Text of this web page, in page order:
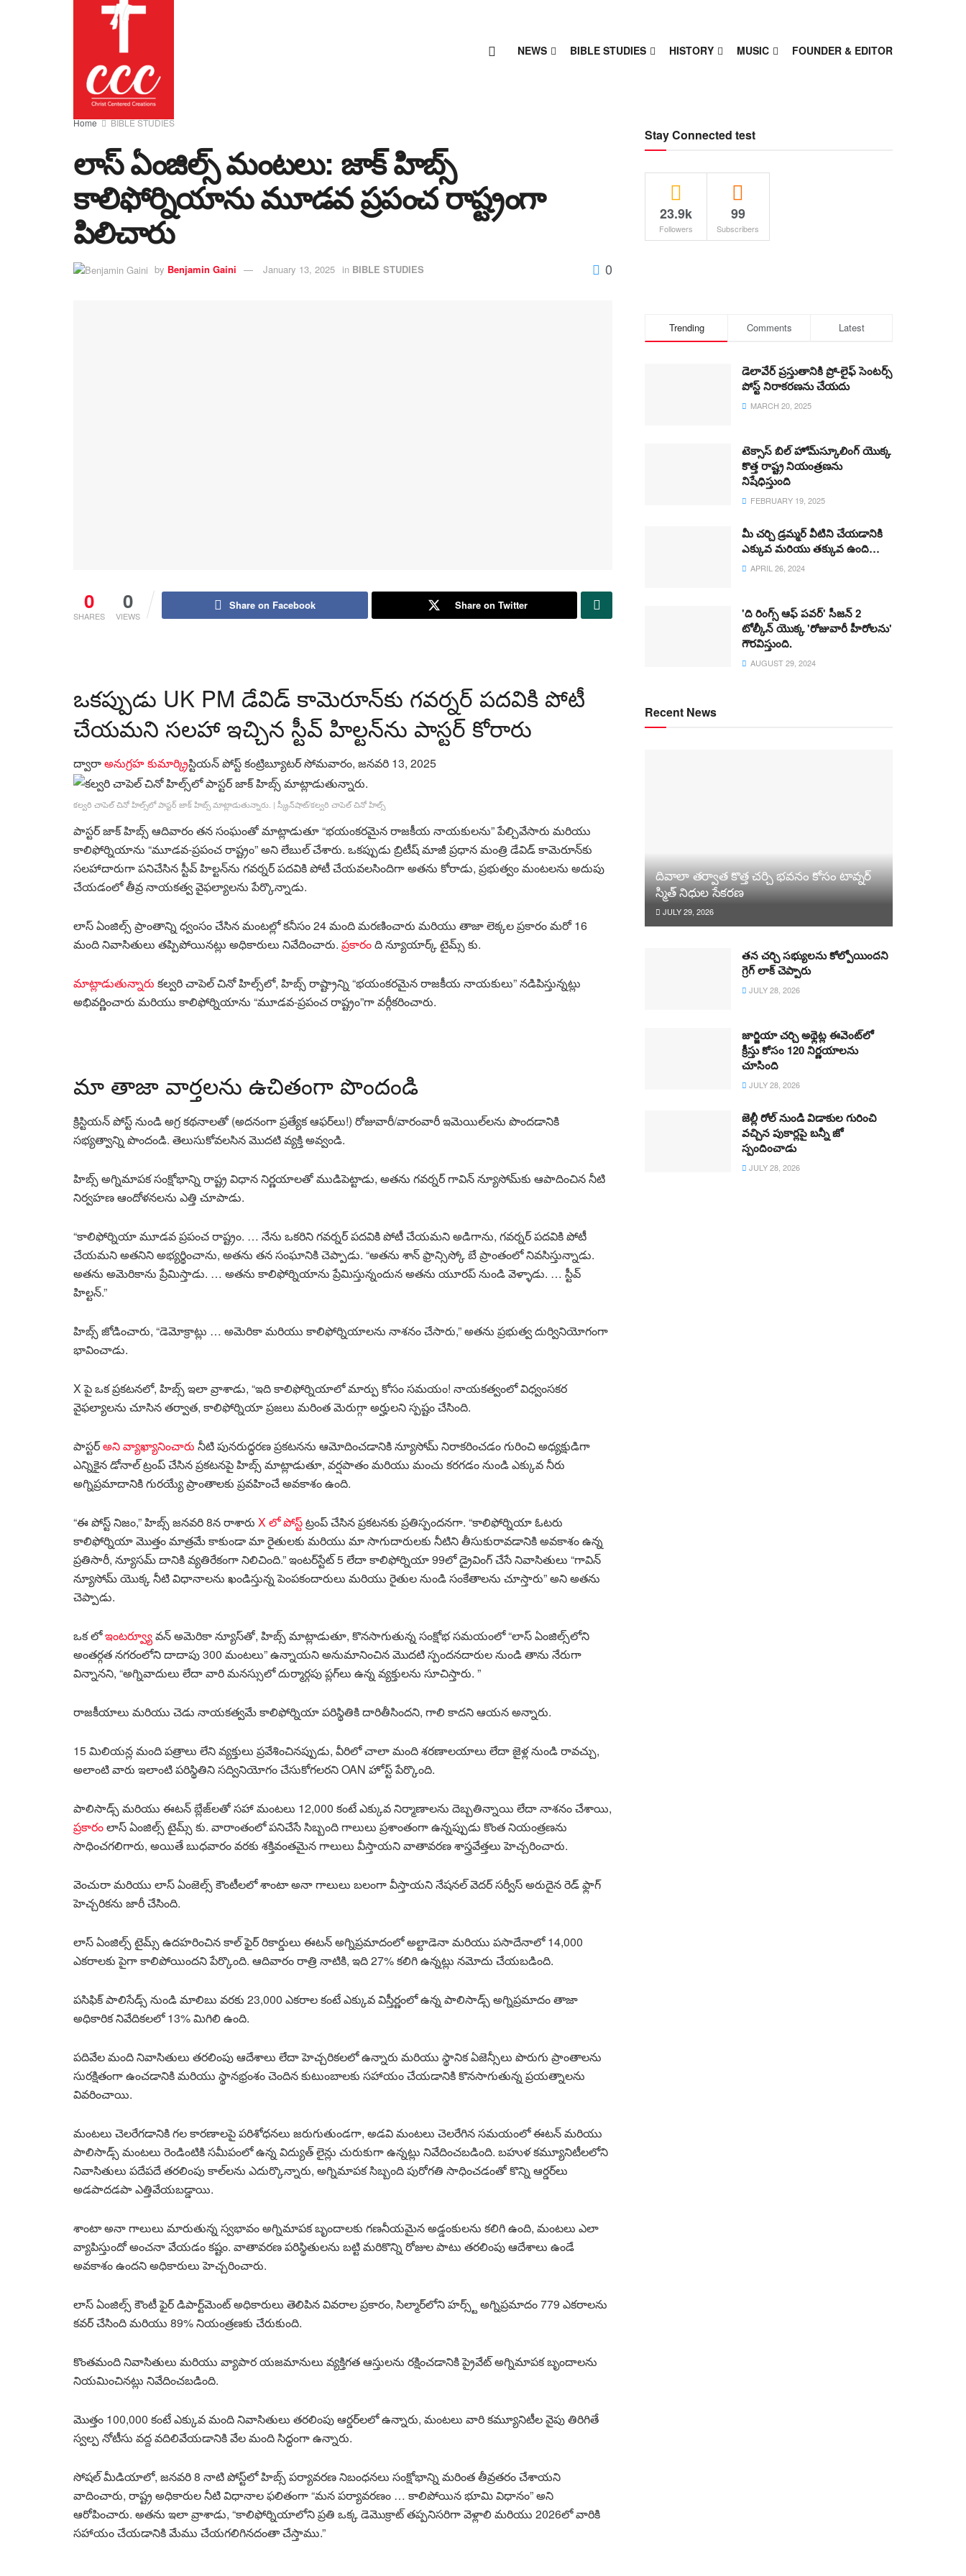
NEWS BIBLE STUDIES HISTORY MUSIC FOUNDER & EDITOR
Home BIBLE STUDIES
లాస్ ఏంజిల్స్ మంటలు: జాక్ హిబ్స్
కాలిఫోర్నియాను మూడవ ప్రపంచ రాష్ట్రంగా
పిలిచారు
by Benjamin Gaini January 13, 2025 in BIBLE STUDIES 0
0
SHARES
0
VIEWS
Share on Facebook Share on Twitter
ఒకప్పుడు UK PM డేవిడ్ కామెరూన్‌కు గవర్నర్ పదవికి పోటీ
చేయమని సలహా ఇచ్చిన స్టీవ్ హిల్టన్‌ను పాస్టర్ కోరారు
ద్వారాఅనుగ్రహ కుమార్క్రిస్టియన్ పోస్ట్ కంట్రిబ్యూటర్సోమవారం, జనవరి 13, 2025
కల్వరి చాపెల్ చినో హిల్స్‌లో పాస్టర్ జాక్ హిబ్స్ మాట్లాడుతున్నారు. | స్క్రీన్‌షాట్/కల్వరి చాపెల్ చినో హిల్స్
పాస్టర్ జాక్ హిబ్స్ ఆదివారం తన సంఘంతో మాట్లాడుతూ “భయంకరమైన రాజకీయ నాయకులను” పేల్చివేసారు మరియు
కాలిఫోర్నియాను “మూడవ-ప్రపంచ రాష్ట్రం” అని లేబుల్ చేశారు. ఒకప్పుడు బ్రిటీష్ మాజీ ప్రధాన మంత్రి డేవిడ్ కామెరూన్‌కు
సలహాదారుగా పనిచేసిన స్టీవ్ హిల్టన్‌ను గవర్నర్ పదవికి పోటీ చేయవలసిందిగా అతను కోరాడు, ప్రభుత్వం మంటలను అదుపు
చేయడంలో తీవ్ర నాయకత్వ వైఫల్యాలను పేర్కొన్నాడు.
లాస్ ఏంజిల్స్ ప్రాంతాన్ని ధ్వంసం చేసిన మంటల్లో కనీసం 24 మంది మరణించారు మరియు తాజా లెక్కల ప్రకారం మరో 16
మంది నివాసితులు తప్పిపోయినట్లు అధికారులు నివేదించారు. ప్రకారంది న్యూయార్క్ టైమ్స్ కు.
మాట్లాడుతున్నారు కల్వరి చాపెల్ చినో హిల్స్‌లో, హిబ్స్ రాష్ట్రాన్ని “భయంకరమైన రాజకీయ నాయకులు” నడిపిస్తున్నట్లు
అభివర్ణించారు మరియు కాలిఫోర్నియాను “మూడవ-ప్రపంచ రాష్ట్రం”గా వర్గీకరించారు.
మా తాజా వార్తలను ఉచితంగా పొందండి
క్రిస్టియన్ పోస్ట్ నుండి అగ్ర కథనాలతో (అదనంగా ప్రత్యేక ఆఫర్‌లు!) రోజువారీ/వారంవారీ ఇమెయిల్‌లను పొందడానికి
సభ్యత్వాన్ని పొందండి. తెలుసుకోవలసిన మొదటి వ్యక్తి అవ్వండి.
హిబ్స్ అగ్నిమాపక సంక్షోభాన్ని రాష్ట్ర విధాన నిర్ణయాలతో ముడిపెట్టాడు, అతను గవర్నర్ గావిన్ న్యూసోమ్‌కు ఆపాదించిన నీటి
నిర్వహణ ఆందోళనలను ఎత్తి చూపాడు.
“కాలిఫోర్నియా మూడవ ప్రపంచ రాష్ట్రం. … నేను ఒకరిని గవర్నర్ పదవికి పోటీ చేయమని అడిగాను, గవర్నర్ పదవికి పోటీ
చేయమని అతనిని అభ్యర్థించాను, అతను తన సంఘానికి చెప్పాడు. “అతను శాన్ ఫ్రాన్సిస్కో బే ప్రాంతంలో నివసిస్తున్నాడు.
అతను అమెరికాను ప్రేమిస్తాడు. … అతను కాలిఫోర్నియాను ప్రేమిస్తున్నందున అతను యూరప్ నుండి వెళ్ళాడు. … స్టీవ్
హిల్టన్.”
హిబ్స్ జోడించారు, “డెమోక్రాట్లు … అమెరికా మరియు కాలిఫోర్నియాలను నాశనం చేసారు,” అతను ప్రభుత్వ దుర్వినియోగంగా
భావించాడు.
X పై ఒక ప్రకటనలో, హిబ్స్ ఇలా వ్రాశాడు, “ఇది కాలిఫోర్నియాలో మార్పు కోసం సమయం! నాయకత్వంలో విధ్వంసకర
వైఫల్యాలను చూసిన తర్వాత, కాలిఫోర్నియా ప్రజలు మరింత మెరుగ్గా అర్హులని స్పష్టం చేసింది.
పాస్టర్అని వ్యాఖ్యానించారు నీటి పునరుద్ధరణ ప్రకటనను ఆమోదించడానికి న్యూసోమ్ నిరాకరించడం గురించి అధ్యక్షుడిగా
ఎన్నికైన డోనాల్ ట్రంప్ చేసిన ప్రకటనపై హిబ్స్ మాట్లాడుతూ, వర్షపాతం మరియు మంచు కరగడం నుండి ఎక్కువ నీరు
అగ్నిప్రమాదానికి గురయ్యే ప్రాంతాలకు ప్రవహించే అవకాశం ఉంది.
“ఈ పోస్ట్ నిజం,” హిబ్స్ జనవరి 8న రాశారు X లో పోస్ట్ట్రంప్ చేసిన ప్రకటనకు ప్రతిస్పందనగా. “కాలిఫోర్నియా ఓటరు
కాలిఫోర్నియా మొత్తం మాత్రమే కాకుండా మా రైతులకు మరియు మా సాగుదారులకు నీటిని తీసుకురావడానికి అవకాశం ఉన్న
ప్రతిసారీ, న్యూసమ్ దానికి వ్యతిరేకంగా నిలిచింది.” ఇంటర్‌స్టేట్ 5 లేదా కాలిఫోర్నియా 99లో డ్రైవింగ్ చేసే నివాసితులు “గావిన్
న్యూసోమ్ యొక్క నీటి విధానాలను ఖండిస్తున్న పెంపకందారులు మరియు రైతుల నుండి సంకేతాలను చూస్తారు” అని అతను
చెప్పాడు.
ఒక లోఇంటర్వ్యూవన్ అమెరికా న్యూస్‌తో, హిబ్స్ మాట్లాడుతూ, కొనసాగుతున్న సంక్షోభ సమయంలో “లాస్ ఏంజిల్స్‌లోని
అంతర్గత నగరంలోని దాదాపు 300 మంటలు” ఉన్నాయని అనుమానించిన మొదటి స్పందనదారుల నుండి తాను నేరుగా
విన్నానని, “అగ్నివాదులు లేదా వారి మనస్సులో దుర్మార్గపు ప్లగ్‌లు ఉన్న వ్యక్తులను సూచిస్తారు. ”
రాజకీయాలు మరియు చెడు నాయకత్వమే కాలిఫోర్నియా పరిస్థితికి దారితీసిందని, గాలి కాదని ఆయన అన్నారు.
15 మిలియన్ల మంది పత్రాలు లేని వ్యక్తులు ప్రవేశించినప్పుడు, వీరిలో చాలా మంది శరణాలయాలు లేదా జైళ్ల నుండి రావచ్చు,
అలాంటి వారు ఇలాంటి పరిస్థితిని సద్వినియోగం చేసుకోగలరని OAN హోస్ట్ పేర్కొంది.
పాలిసాడ్స్ మరియు ఈటన్ బ్లేజ్‌లతో సహా మంటలు 12,000 కంటే ఎక్కువ నిర్మాణాలను దెబ్బతిన్నాయి లేదా నాశనం చేశాయి,
ప్రకారంలాస్ ఏంజిల్స్ టైమ్స్ కు. వారాంతంలో పనిచేసే సిబ్బంది గాలులు ప్రశాంతంగా ఉన్నప్పుడు కొంత నియంత్రణను
సాధించగలిగారు, అయితే బుధవారం వరకు శక్తివంతమైన గాలులు వీస్తాయని వాతావరణ శాస్త్రవేత్తలు హెచ్చరించారు.
వెంచురా మరియు లాస్ ఏంజెల్స్ కౌంటీలలో శాంటా అనా గాలులు బలంగా వీస్తాయని నేషనల్ వెదర్ సర్వీస్ అరుదైన రెడ్ ఫ్లాగ్
హెచ్చరికను జారీ చేసింది.
లాస్ ఏంజిల్స్ టైమ్స్ ఉదహరించిన కాల్ ఫైర్ రికార్డులు ఈటన్ అగ్నిప్రమాదంలో అల్టాడెనా మరియు పసాదేనాలో 14,000
ఎకరాలకు పైగా కాలిపోయిందని పేర్కొంది. ఆదివారం రాత్రి నాటికి, ఇది 27% కలిగి ఉన్నట్లు నమోదు చేయబడింది.
పసిఫిక్ పాలిసేడ్స్ నుండి మాలిబు వరకు 23,000 ఎకరాల కంటే ఎక్కువ విస్తీర్ణంలో ఉన్న పాలిసాడ్స్ అగ్నిప్రమాదం తాజా
అధికారిక నివేదికలలో 13% మిగిలి ఉంది.
పదివేల మంది నివాసితులు తరలింపు ఆదేశాలు లేదా హెచ్చరికలలో ఉన్నారు మరియు స్థానిక ఏజెన్సీలు పొరుగు ప్రాంతాలను
సురక్షితంగా ఉంచడానికి మరియు స్థానభ్రంశం చెందిన కుటుంబాలకు సహాయం చేయడానికి కొనసాగుతున్న ప్రయత్నాలను
వివరించాయి.
మంటలు చెలరేగడానికి గల కారణాలపై పరిశోధనలు జరుగుతుండగా, అడవి మంటలు చెలరేగిన సమయంలో ఈటన్ మరియు
పాలిసాడ్స్ మంటలు రెండింటికి సమీపంలో ఉన్న విద్యుత్ లైన్లు చురుకుగా ఉన్నట్లు నివేదించబడింది. బహుళ కమ్యూనిటీలలోని
నివాసితులు పదేపదే తరలింపు కాల్‌లను ఎదుర్కొన్నారు, అగ్నిమాపక సిబ్బంది పురోగతి సాధించడంతో కొన్ని ఆర్డర్‌లు
అడపాదడపా ఎత్తివేయబడ్డాయి.
శాంటా అనా గాలులు మారుతున్న స్వభావం అగ్నిమాపక బృందాలకు గణనీయమైన అడ్డంకులను కలిగి ఉంది, మంటలు ఎలా
వ్యాపిస్తుందో అంచనా వేయడం కష్టం. వాతావరణ పరిస్థితులను బట్టి మరికొన్ని రోజుల పాటు తరలింపు ఆదేశాలు ఉండే
అవకాశం ఉందని అధికారులు హెచ్చరించారు.
లాస్ ఏంజిల్స్ కౌంటీ ఫైర్ డిపార్ట్‌మెంట్ అధికారులు తెలిపిన వివరాల ప్రకారం, సిల్మార్‌లోని హర్స్ట్ అగ్నిప్రమాదం 779 ఎకరాలను
కవర్ చేసింది మరియు 89% నియంత్రణకు చేరుకుంది.
కొంతమంది నివాసితులు మరియు వ్యాపార యజమానులు వ్యక్తిగత ఆస్తులను రక్షించడానికి ప్రైవేట్ అగ్నిమాపక బృందాలను
నియమించినట్లు నివేదించబడింది.
మొత్తం 100,000 కంటే ఎక్కువ మంది నివాసితులు తరలింపు ఆర్డర్‌లలో ఉన్నారు, మంటలు వారి కమ్యూనిటీల వైపు తిరిగితే
స్వల్ప నోటీసు వద్ద వదిలివేయడానికి వేల మంది సిద్ధంగా ఉన్నారు.
సోషల్ మీడియాలో, జనవరి 8 నాటి పోస్ట్‌లో హిబ్స్ పర్యావరణ నిబంధనలు సంక్షోభాన్ని మరింత తీవ్రతరం చేశాయని
వాదించారు, రాష్ట్ర అధికారుల నీటి విధానాల ఫలితంగా “మన పర్యావరణం … కాలిపోయిన భూమి విధానం” అని
ఆరోపించారు. అతను ఇలా వ్రాశాడు, “కాలిఫోర్నియాలోని ప్రతి ఒక్క డెమొక్రాట్ తప్పనిసరిగా వెళ్లాలి మరియు 2026లో వారికి
సహాయం చేయడానికి మేము చేయగలిగినదంతా చేస్తాము.”
Stay Connected test
23.9k
Followers
99
Subscribers
Trending Comments Latest
డెలావేర్ ప్రస్తుతానికి ప్రో-లైఫ్ సెంటర్స్
పోస్ట్ నిరాకరణను చేయదు
MARCH 20, 2025
టెక్సాస్ బిల్ హోమ్‌స్కూలింగ్ యొక్క
కొత్త రాష్ట్ర నియంత్రణను
నిషేధిస్తుంది
FEBRUARY 19, 2025
మీ చర్చి డ్రమ్మర్ వీటిని చేయడానికి
ఎక్కువ మరియు తక్కువ ఉంది…
APRIL 26, 2024
'ది రింగ్స్ ఆఫ్ పవర్' సీజన్ 2
టోల్కీన్ యొక్క 'రోజువారీ హీరోలను'
గౌరవిస్తుంది.
AUGUST 29, 2024
Recent News
దివాలా తర్వాత కొత్త చర్చి భవనం కోసం టావ్నర్
స్మిత్ నిధుల సేకరణ
JULY 29, 2026
తన చర్చి సభ్యులను కోల్పోయిందని
గ్రెగ్ లాక్ చెప్పారు
JULY 28, 2026
జార్జియా చర్చి అథ్లెట్ల ఈవెంట్‌లో
క్రీస్తు కోసం 120 నిర్ణయాలను
చూసింది
JULY 28, 2026
జెల్లీ రోల్ నుండి విడాకుల గురించి
వచ్చిన పుకార్లపై బన్నీ జో
స్పందించాడు
JULY 28, 2026